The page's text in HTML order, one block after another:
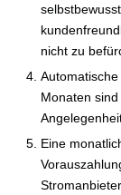
nicht zu
Monaten
Eine